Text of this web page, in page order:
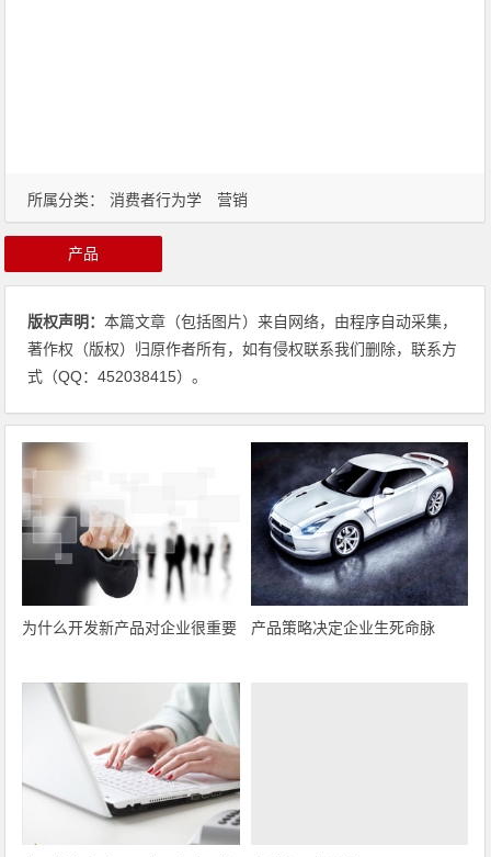
所属分类： 消费者行为学 营销
产品
版权声明：本篇文章（包括图片）来自网络，由程序自动采集，
著作权（版权）归原作者所有，如有侵权联系我们删除，联系方
式（QQ：452038415）。
为什么开发新产品对企业很重要 产品策略决定企业生死命脉